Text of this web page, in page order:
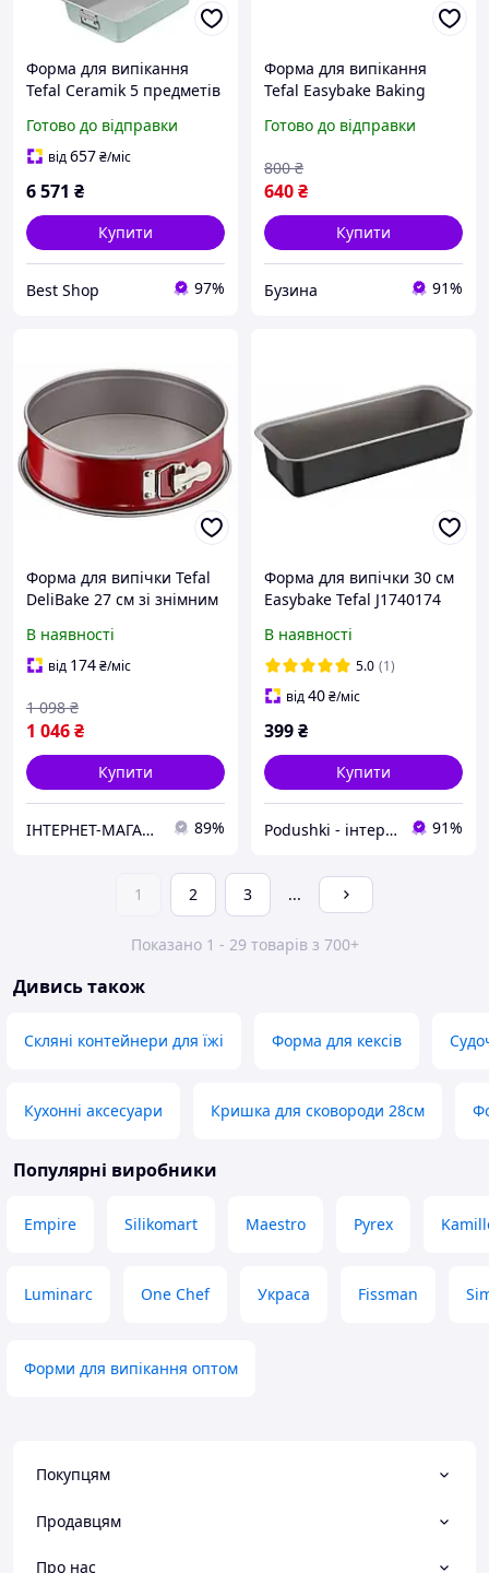
Форма для випікання
Tefal Ceramik 5 предметів
Готово до відправки
від657₴/міс
6 571 ₴
Купити
Best Shop 97%
Форма для випікання
Tefal Easybake Baking
buzyna
Готово до відправки
640₴
800 ₴
Купити
Бузина 91%
Форма для випічки Tefal
DeliBake 27 см зі знімним
В наявності
від 174₴/міс
1 046₴
1 098 ₴
Купити
ІНТЕРНЕТ-МАГАЗИН "Доставлено " 89%
Форма для випічки 30 см
Easybake Tefal J1740174
В наявності
5.0 (1)
від40₴/міс
399₴
Купити
Podushki - інтернет-магазин Подушки 91%
1 2 3 ...
Показано 1 - 29 товарів з 700+
Дивись також
Скляні контейнери для їжі Форма для кексів
Кухонні аксесуари Кришка для сковороди 28см
Популярні виробники
Empire Silikomart Maestro Pyrex
Luminarc One Chef Украса Fissman
Форми для випікання оптом
Покупцям
Продавцям
Про нас